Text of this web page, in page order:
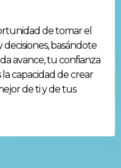
de tomar el
basándote
avance, tu confianza
capacidad de crear
de ti y de tus